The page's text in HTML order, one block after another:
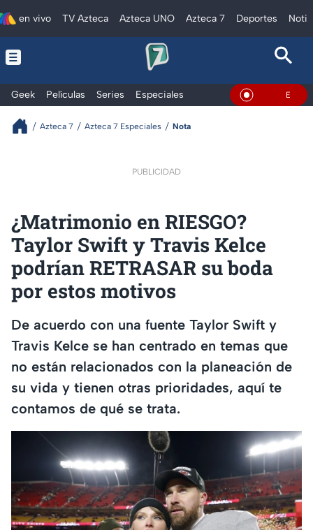
en vivo TV Azteca Azteca UNO Azteca 7 Deportes
Geek Películas Series Especiales En Vivo
Azteca 7 Azteca 7 Especiales Nota
PUBLICIDAD
¿Matrimonio en RIESGO?
Taylor Swift y Travis Kelce
podrían RETRASAR su boda
por estos motivos
De acuerdo con una fuente Taylor Swift y
Travis Kelce se han centrado en temas que
no están relacionados con la planeación de
su vida y tienen otras prioridades, aquí te
contamos de qué se trata.